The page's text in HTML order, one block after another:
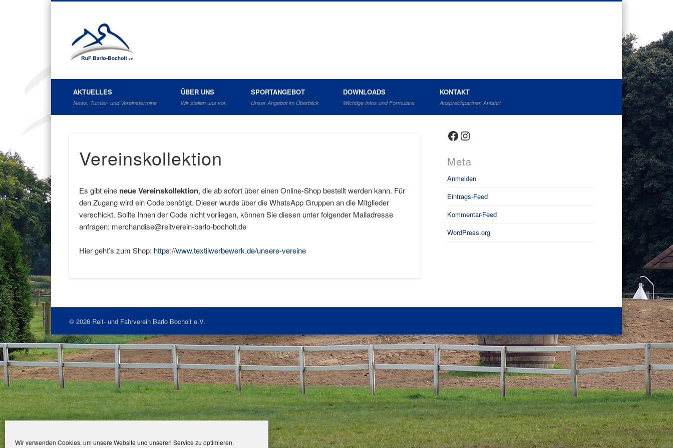
Wir verwenden Cookies, um unsere Website und unseren Service zu optimieren.
AKTUELLES
News, Turnier- und Vereinstermine
ÜBER UNS
Wir stellen uns vor.
SPORTANGEBOT
Unser Angebot im Überblick
DOWNLOADS
Wichtige Infos und Formulare.
KONTAKT
Ansprechpartner, Anfahrt
Vereinskollektion
Es gibt eine neue Vereinskollektion, die ab sofort über einen Online-Shop bestellt werden kann. Für
den Zugang wird ein Code benötigt. Dieser wurde über die WhatsApp Gruppen an die Mitglieder
verschickt. Sollte Ihnen der Code nicht vorliegen, können Sie diesen unter folgender Mailadresse
anfragen: merchandise@reitverein-barlo-bocholt.de
Hier geht’s zum Shop: https://www.textilwerbewerk.de/unsere-vereine
Facebook
Instagram
Meta
Anmelden
Eintrags-Feed
Kommentar-Feed
WordPress.org
© 2026 Reit- und Fahrverein Barlo Bocholt e.V.